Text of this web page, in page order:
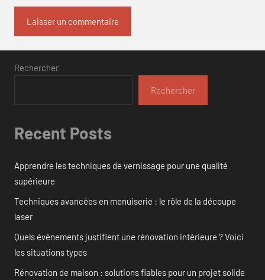
Rechercher
Rechercher
Recent Posts
Apprendre les techniques de vernissage pour une qualité
supérieure
Techniques avancées en menuiserie : le rôle de la découpe
laser
Quels événements justifient une rénovation intérieure ? Voici
les situations types
Rénovation de maison : solutions fiables pour un projet solide